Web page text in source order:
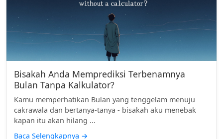
Bisakah Anda Memprediksi Terbenamnya
Bulan Tanpa Kalkulator?
Kamu memperhatikan Bulan yang tenggelam menuju
cakrawala dan bertanya-tanya - bisakah aku menebak
kapan itu akan hilang ...
Baca Selengkapnya →